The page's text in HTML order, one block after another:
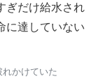
ぎだけ給水され
に達していない
かけていた